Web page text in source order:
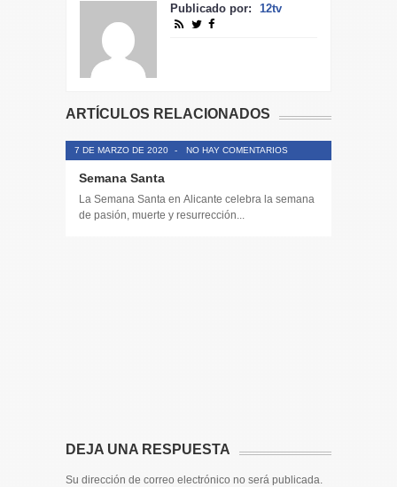
Publicado por: 12tv
ARTÍCULOS RELACIONADOS
7 DE MARZO DE 2020 - NO HAY COMENTARIOS
Semana Santa
La Semana Santa en Alicante celebra la semana
de pasión, muerte y resurrección...
DEJA UNA RESPUESTA
Su dirección de correo electrónico no será publicada.